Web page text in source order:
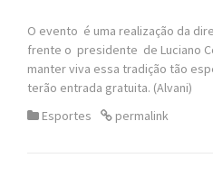
O evento é uma realização da
frente o presidente de Luciano
manter viva essa tradição tão
terão entrada gratuita. (Alvani)
Esportes
permalink